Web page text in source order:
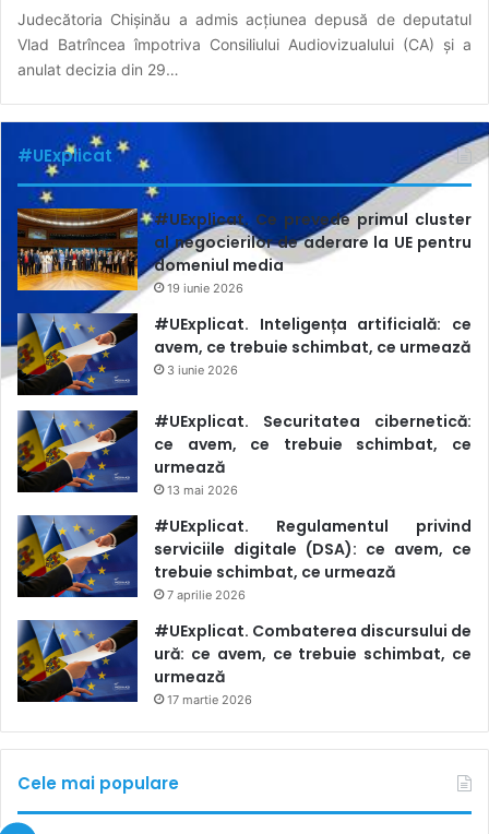
Judecătoria Chișinău a admis acțiunea depusă de deputatul
Vlad Batrîncea împotriva Consiliului Audiovizualului (CA) și a
anulat decizia din 29…
#UExplicat
#UExplicat. Ce prevede primul cluster
al negocierilor de aderare la UE pentru
domeniul media
19 iunie 2026
#UExplicat. Inteligența artificială: ce
avem, ce trebuie schimbat, ce urmează
3 iunie 2026
#UExplicat. Securitatea cibernetică:
ce avem, ce trebuie schimbat, ce
urmează
13 mai 2026
#UExplicat. Regulamentul privind
serviciile digitale (DSA): ce avem, ce
trebuie schimbat, ce urmează
7 aprilie 2026
#UExplicat. Combaterea discursului de
ură: ce avem, ce trebuie schimbat, ce
urmează
17 martie 2026
Cele mai populare